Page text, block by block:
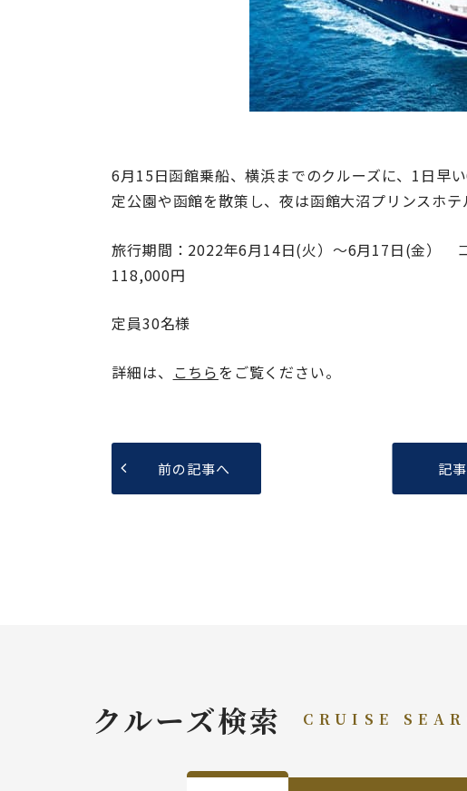
6月15日函館乗船、横浜までのクルーズに、1日早
定公園や函館を散策し、夜は函館大沼プリンスホテ
旅行期間：2022年6月14日(火）～6月17日(金）
118,000円
定員30名様
詳細は、 こちらをご覧ください。
前の記事へ 記
クルーズ検索 CRUISE